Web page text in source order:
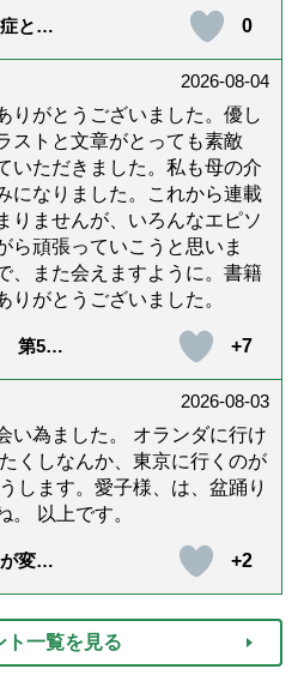
と介
0
2026-08-04
りがとうございました。優し
ストと文章がとっても素敵
いただきました。私も母の介
になりました。これから連載
りませんが、いろんなエピソ
ら頑張っていこうと思いま
、また会えますように。書籍
りがとうございました。
第500
+7
2026-08-03
い為ました。 オランダに行け
くしなんか、東京に行くのが
します。愛子様、は、盆踊り
。 以上です。
変
しげ
+2
ト一覧を見る